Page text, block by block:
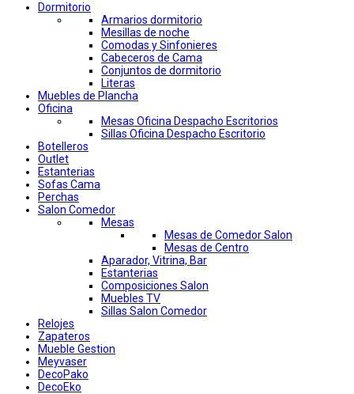
Dormitorio
Armarios dormitorio
Mesillas de noche
Comodas y Sinfonieres
Cabeceros de Cama
Conjuntos de dormitorio
Literas
Muebles de Plancha
Oficina
Mesas Oficina Despacho Escritorios
Sillas Oficina Despacho Escritorio
Botelleros
Outlet
Estanterias
Sofas Cama
Perchas
Salon Comedor
Mesas
Mesas de Comedor Salon
Mesas de Centro
Aparador, Vitrina, Bar
Estanterias
Composiciones Salon
Muebles TV
Sillas Salon Comedor
Relojes
Zapateros
Mueble Gestion
Meyvaser
DecoPako
DecoEko